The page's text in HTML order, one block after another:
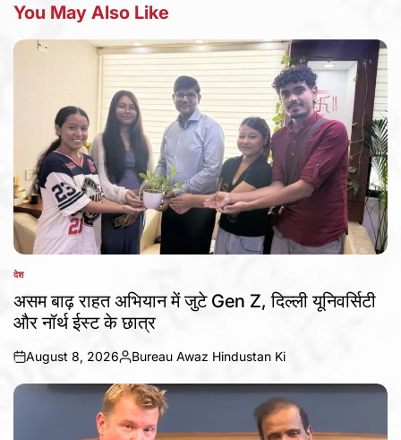
You May Also Like
POSTED
IN
देश
असम बाढ़ राहत अभियान में जुटे Gen Z, दिल्ली यूनिवर्सिटी
और नॉर्थ ईस्ट के छात्र
on
August 8, 2026
Posted
by
Bureau Awaz Hindustan Ki